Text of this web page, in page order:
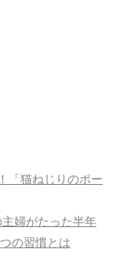
「猫ねじりのポー
婦がたった半年
の習慣とは